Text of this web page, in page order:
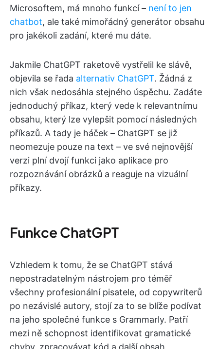
Microsoftem, má mnoho funkcí – není to jen
chatbot, ale také mimořádný generátor obsahu
pro jakékoli zadání, které mu dáte.
Jakmile ChatGPT raketově vystřelil ke slávě,
objevila se řada alternativ ChatGPT. Žádná z
nich však nedosáhla stejného úspěchu. Zadáte
jednoduchý příkaz, který vede k relevantnímu
obsahu, který lze vylepšit pomocí následných
příkazů. A tady je háček – ChatGPT se již
neomezuje pouze na text – ve své nejnovější
verzi plní dvojí funkci jako aplikace pro
rozpoznávání obrázků a reaguje na vizuální
příkazy.
Funkce ChatGPT
Vzhledem k tomu, že se ChatGPT stává
nepostradatelným nástrojem pro téměř
všechny profesionální pisatele, od copywriterů
po nezávislé autory, stojí za to se blíže podívat
na jeho společné funkce s Grammarly. Patří
mezi ně schopnost identifikovat gramatické
chyby, zpracovávat kód a další obsah,